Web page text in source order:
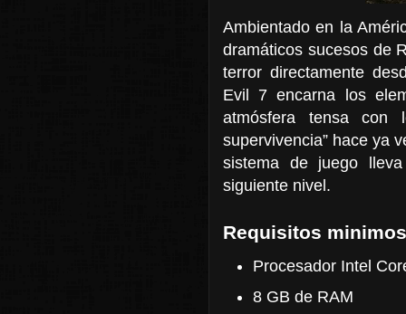
Ambientado en la
dramáticos sucesos de
terror directamente
Evil 7 encarna los
atmósfera tensa
supervivencia” hace ya
sistema de juego
siguiente nivel.
Requisitos
Procesador Intel
8 GB de RAM